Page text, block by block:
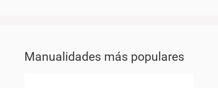
Manualidades más populares